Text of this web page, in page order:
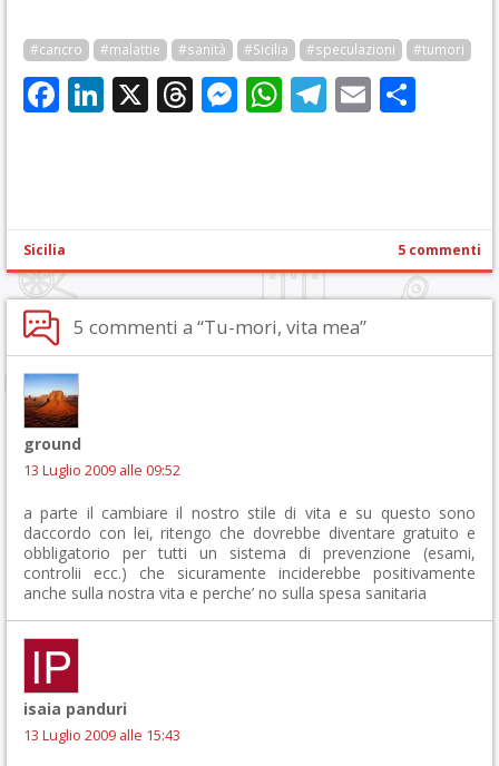
#cancro #malattie #sanità #Sicilia #speculazioni #tumori
Facebook
LinkedIn
X Threads
Messenger
WhatsApp
Telegram
Email
Sicilia 5 commenti
5 commenti a “Tu-mori, vita mea”
ground
13 Luglio 2009 alle 09:52
a parte il cambiare il nostro stile di vita e su questo sono
daccordo con lei, ritengo che dovrebbe diventare gratuito e
obbligatorio per tutti un sistema di prevenzione (esami,
controlii ecc.) che sicuramente inciderebbe positivamente
anche sulla nostra vita e perche’ no sulla spesa sanitaria
isaia panduri
13 Luglio 2009 alle 15:43